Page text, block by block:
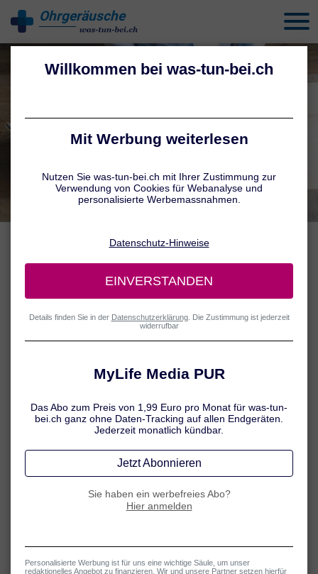
Ohrgeräuschebehandeln
Selbsttest Ohrgeräusche
Tatiana Schmid ,Jennifer Hamatschek
Stand: 08.08.26
Sind die Ohrgeräusche wie Brummen,
Summen, Klingeln oder Rauschen plötzlich
Dieser Online-Test ersetzt keinen Arztbesuch. Für eine
genaue Diagnose suchen Sie bitte Ihren Arzt auf.